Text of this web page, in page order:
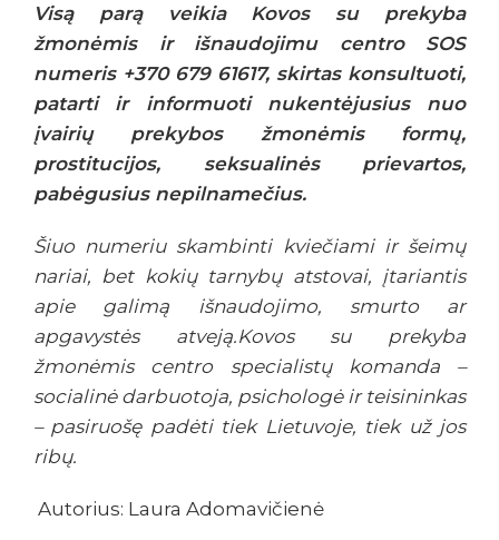
Visą parą veikia Kovos su prekyba
žmonėmis ir išnaudojimu centro SOS
numeris +370 679 61617, skirtas konsultuoti,
patarti ir informuoti nukentėjusius nuo
įvairių prekybos žmonėmis formų,
prostitucijos, seksualinės prievartos,
pabėgusius nepilnamečius.
Šiuo numeriu skambinti kviečiami ir šeimų
nariai, bet kokių tarnybų atstovai, įtariantis
apie galimą išnaudojimo, smurto ar
apgavystės atveją.Kovos su prekyba
žmonėmis centro specialistų komanda –
socialinė darbuotoja, psichologė ir teisininkas
– pasiruošę padėti tiek Lietuvoje, tiek už jos
ribų.
Autorius: Laura Adomavičienė